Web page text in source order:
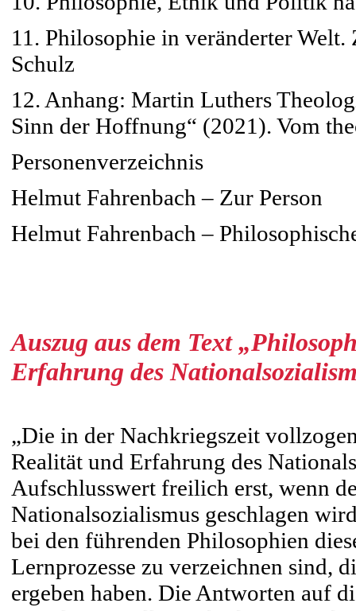
11. Philosophie in veränderter
Schulz
12. Anhang: Martin Luthers
Sinn der Hoffnung“ (2021). Vom
Personenverzeichnis
Helmut Fahrenbach – Zur Person
Helmut Fahrenbach –
Auszug aus dem Text
Erfahrung des
„Die in der Nachkriegszeit
Realität und Erfahrung des
Aufschlusswert freilich erst, wenn
Nationalsozialismus geschlagen
bei den führenden Philosophien
Lernprozesse zu verzeichnen sind,
ergeben haben. Die Antworten auf